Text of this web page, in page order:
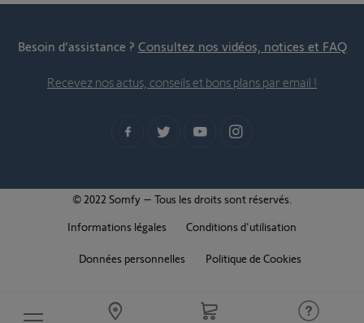
Besoin d’assistance ? Consultez nos vidéos, notices et FAQ
Recevez nos actus, conseils et bons plans par email !
© 2022 Somfy – Tous les droits sont réservés.
Informations légales
Conditions d'utilisation
Données personnelles Politique de Cookies